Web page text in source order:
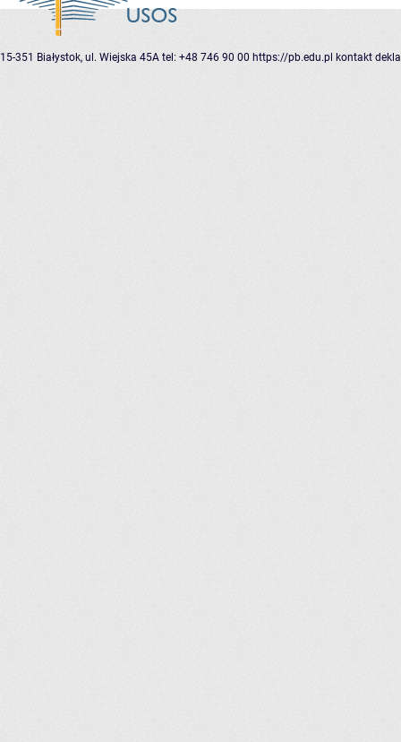
15-351 Białystok, ul. Wiejska 45A tel: +48 746 90 00 https://pb.edu.pl kontakt